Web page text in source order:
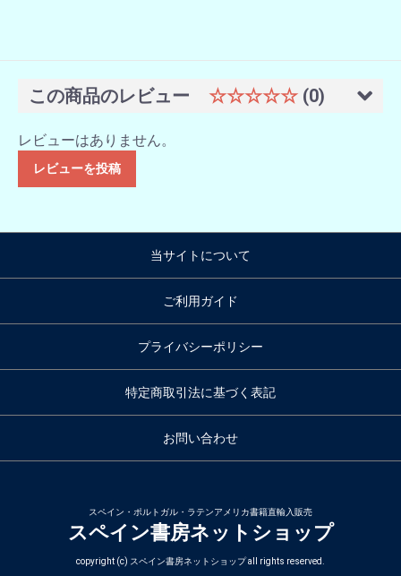
この商品のレビュー ☆☆☆☆☆ (0)
レビューはありません。
レビューを投稿
当サイトについて
ご利用ガイド
プライバシーポリシー
特定商取引法に基づく表記
お問い合わせ
スペイン・ポルトガル・ラテンアメリカ書籍直輸入販売
スペイン書房ネットショップ
copyright (c) スペイン書房ネットショップ all rights reserved.